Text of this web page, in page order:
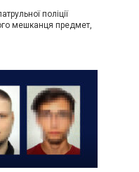
поліції
мешканця предмет,